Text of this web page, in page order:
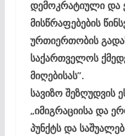
დემოკრატიული და
მისწრაფებების
ურთიერთობის
საქართველოს
მიღებისას”.
სავიზო შეზღუდვის
„იმიგრაციისა და
პუნქტს და